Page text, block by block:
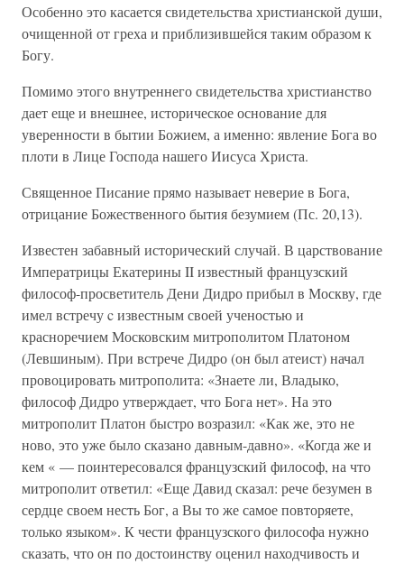
Особенно это касается свидетельства христианской души,
очищенной от греха и приблизившейся таким образом к
Богу.
Помимо этого внутреннего свидетельства христианство
дает еще и внешнее, историческое основание для
уверенности в бытии Божием, а именно: явление Бога во
плоти в Лице Господа нашего Иисуса Христа.
Священное Писание прямо называет неверие в Бога,
отрицание Божественного бытия безумием (Пс. 20,13).
Известен забавный исторический случай. В царствование
Императрицы Екатерины II известный французский
философ-просветитель Дени Дидро прибыл в Москву, где
имел встречу c известным своей ученостью и
красноречием Московским митрополитом Платоном
(Левшиным). При встрече Дидро (он был атеист) начал
провоцировать митрополита: «Знаете ли, Владыко,
философ Дидро утверждает, что Бога нет». На это
митрополит Платон быстро возразил: «Как же, это не
ново, это уже было сказано давным-давно». «Когда же и
кем « — поинтересовался французский философ, на что
митрополит ответил: «Еще Давид сказал: рече безумен в
сердце своем несть Бог, а Вы то же самое повторяете,
только языком». К чести французского философа нужно
сказать, что он по достоинству оценил находчивость и